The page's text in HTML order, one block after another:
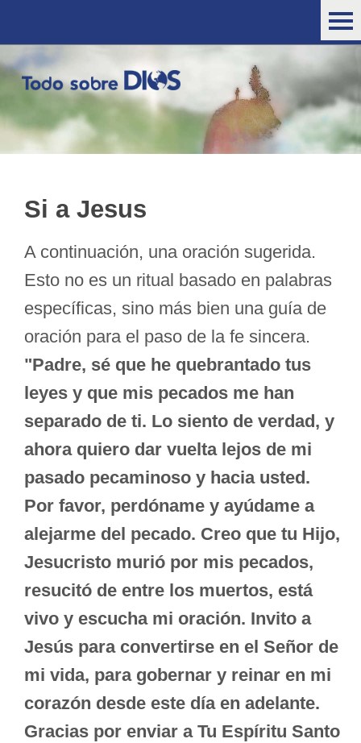
Si a Jesus
A continuación, una oración sugerida.
Esto no es un ritual basado en palabras
específicas, sino más bien una guía de
oración para el paso de la fe sincera.
"Padre, sé que he quebrantado tus
leyes y que mis pecados me han
separado de ti. Lo siento de verdad, y
ahora quiero dar vuelta lejos de mi
pasado pecaminoso y hacia usted.
Por favor, perdóname y ayúdame a
alejarme del pecado. Creo que tu Hijo,
Jesucristo murió por mis pecados,
resucitó de entre los muertos, está
vivo y escucha mi oración. Invito a
Jesús para convertirse en el Señor de
mi vida, para gobernar y reinar en mi
corazón desde este día en adelante.
Gracias por enviar a Tu Espíritu Santo